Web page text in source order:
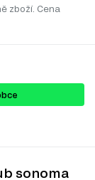
zboží. Cena
sonoma